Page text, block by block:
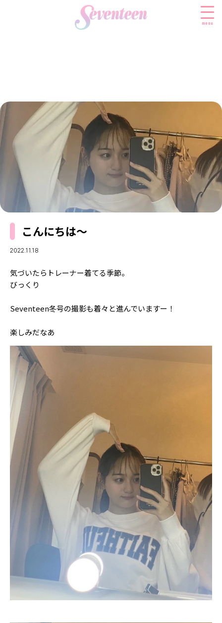
menu
FASHION
ファッションニュース
モデル私服
BEAUTY
ビューティニュース
トレンドメイク
ベストコスメ
ヘアアレンジ・ヘアケア
スキンケア
ボディケア
SCHOOL
スクールニュース
制服コーデ
学校ヘアメイク
勉強・受験・進路
ENTERTAINMENT
エンタメニュース
なにわ男子
K-POP
LIFESTYLE
ライフスタイルニュース
JKランキング・アワード
モデルの購入品
おでかけ
JK TREND
MODELS
MODEL'S BLOG
TikTok
Instagram
YouTube
FORTUNE
ゲッターズ飯田
MISS SEVENTEEN
ミスセブンティーンニュース
MAGAZINE
バックナンバー
INFORMATION
Seventeen
について
Follow us
ST member
新規会員登録・ログイン
こんにちは〜
2022.11.18
気づいたらトレーナー着てる季節。
びっくり
Seventeen冬号の撮影も着々と進んでいますー！
楽しみだなあ